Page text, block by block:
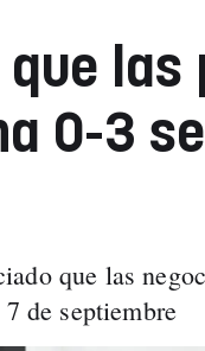
que
0-3
que las
de septiembre